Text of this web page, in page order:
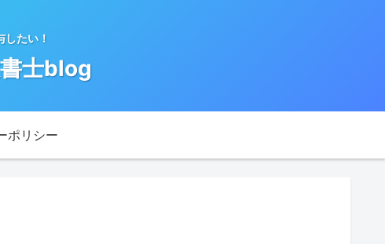
たい！
士blog
ポリシー